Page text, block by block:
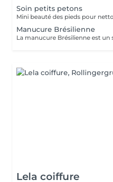
Soin petits petons
Manucure Brésilienne
Lela coiffure